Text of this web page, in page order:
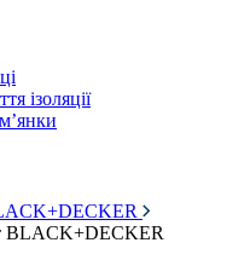
ізоляції
BLACK+DECKER